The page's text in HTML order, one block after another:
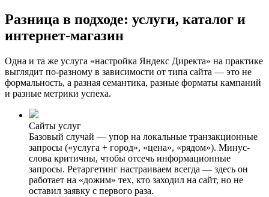
Разница в подходе: услуги, каталог и
интернет-магазин
Одна и та же услуга «настройка Яндекс Директа» на практике
выглядит по-разному в зависимости от типа сайта — это не
формальность, а разная семантика, разные форматы кампаний
и разные метрики успеха.
Сайты услуг
Базовый случай — упор на локальные транзакционные
запросы («услуга + город», «цена», «рядом»). Минус-
слова критичны, чтобы отсечь информационные
запросы. Ретаргетинг настраиваем всегда — здесь он
работает на «дожим» тех, кто заходил на сайт, но не
оставил заявку с первого раза.